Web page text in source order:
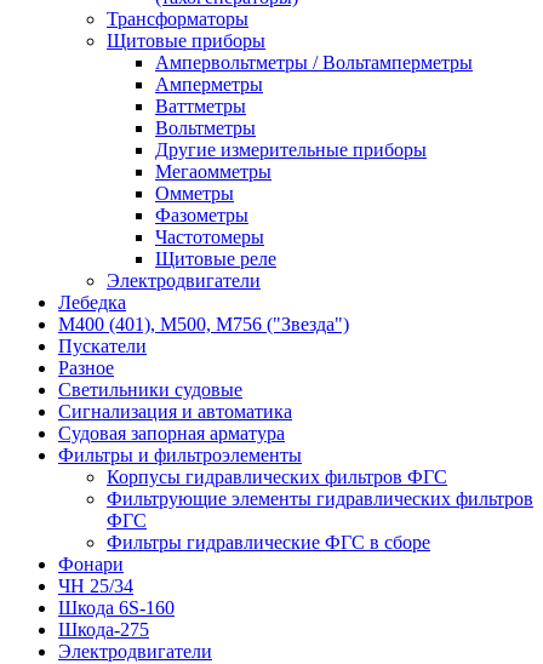
Трансформаторы
Щитовые приборы
Ампервольтметры / Вольтамперметры
Амперметры
Ваттметры
Вольтметры
Другие измерительные приборы
Мегаомметры
Омметры
Фазометры
Частотомеры
Щитовые реле
Электродвигатели
Лебедка
М400 (401), М500, М756 ("Звезда")
Пускатели
Разное
Светильники судовые
Сигнализация и автоматика
Судовая запорная арматура
Фильтры и фильтроэлементы
Корпусы гидравлических фильтров ФГС
Фильтрующие элементы гидравлических фильтров
ФГС
Фильтры гидравлические ФГС в сборе
Фонари
ЧН 25/34
Шкода 6S-160
Шкода-275
Электродвигатели